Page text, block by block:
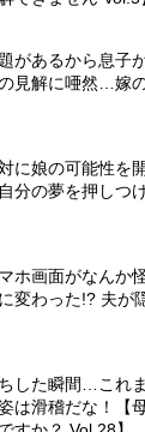
題があるから息子
見解に唖然…嫁
対に娘の可能性
分の夢を押しつ
マホ画面がなん
変わった!? 夫が
した瞬間…これ
は滑稽だな！【